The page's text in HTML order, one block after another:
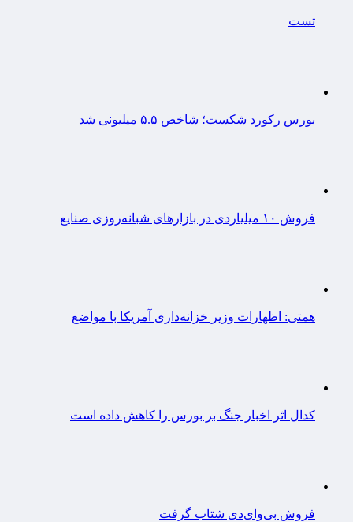
تست
بورس رکورد شکست؛ شاخص ۵.۵ میلیونی شد
فروش ۱۰ میلیاردی در بازارهای شبانه‌روزی صنایع
همتی: اظهارات وزیر خزانه‌داری آمریکا با مواضع
کدال اثر اخبار جنگ بر بورس را کاهش داده است
فروش بی‌وای‌دی شتاب گرفت